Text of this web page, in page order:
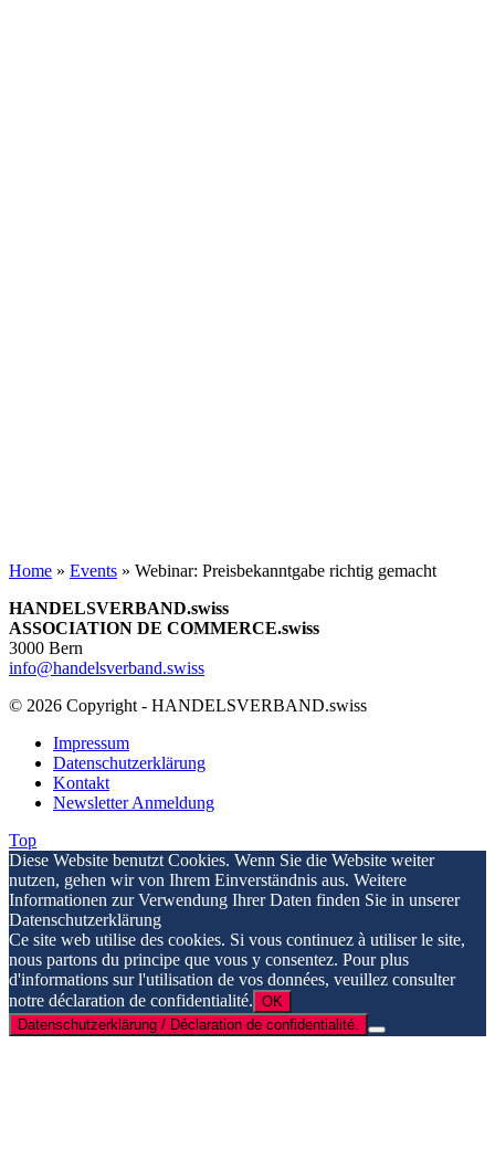
Home » Events » Webinar: Preisbekanntgabe richtig gemacht
HANDELSVERBAND.swiss
ASSOCIATION DE COMMERCE.swiss
3000 Bern
info@handelsverband.swiss
© 2026 Copyright - HANDELSVERBAND.swiss
Impressum
Datenschutzerklärung
Kontakt
Newsletter Anmeldung
Top
Diese Website benutzt Cookies. Wenn Sie die Website weiter
nutzen, gehen wir von Ihrem Einverständnis aus. Weitere
Informationen zur Verwendung Ihrer Daten finden Sie in unserer
Datenschutzerklärung
Ce site web utilise des cookies. Si vous continuez à utiliser le site,
nous partons du principe que vous y consentez. Pour plus
d'informations sur l'utilisation de vos données, veuillez consulter
notre déclaration de confidentialité. OK
Datenschutzerklärung / Déclaration de confidentialité.